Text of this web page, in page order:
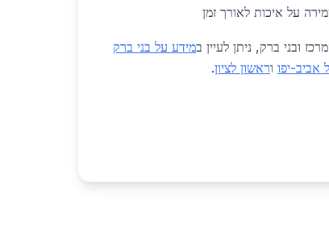
על איכות לאורך זמן
ובני ברק, ניתן לעיין במידע על בני ברק
אביב-יפו וראשון לציון.